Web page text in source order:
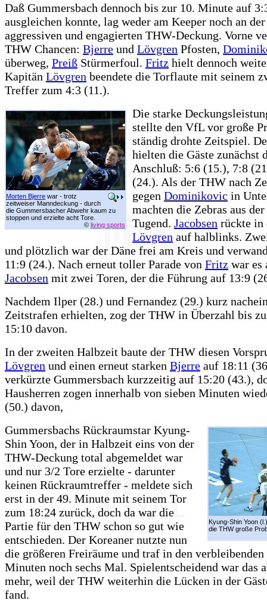
Daß Gummersbach dennoch bis zur 10. Minute auf
ausgleichen konnte, lag weder am Keeper noch an
aggressiven und engagierten THW-Deckung. Vorne
THW Chancen: Bjerre und Lövgren Pfosten,
überweg, Preiß Stürmerfoul. Fritz hielt dennoch
Kapitän Lövgren beendete die Torflaute mit seinem
Treffer zum 4:3 (11.).
Morten Bjerre war - trotz
zeitweiser Manndeckung - durch
die Gummersbacher Abwehr kaum zu
stoppen und erzielte acht Tore.
© living sports
Die starke
stellte den VfL vor große
ständig drohte Zeitspiel.
hielten die Gäste zunächst
Anschluß: 5:6 (15.), 7:8
(24.). Als der THW nach
gegen Dominikovic in
machten die Zebras aus
Tugend. Jacobsen rückte
Lövgren auf halblinks.
und plötzlich war der Däne frei am Kreis und
11:9 (24.). Nach erneut toller Parade von Fritz war es
Jacobsen mit zwei Toren, der die Führung auf 13:9
Nachdem Ilper (28.) und Fernandez (29.) kurz
Zeitstrafen erhielten, zog der THW in Überzahl bis
15:10 davon.
In der zweiten Halbzeit baute der THW diesen
Lövgren und einen erneut starken Bjerre auf 18:11
verkürzte Gummersbach kurzzeitig auf 15:20 (43.),
Hausherren zogen innerhalb von sieben Minuten
(50.) davon,
Kyung-Shin Yoon
die THW große
Gummersbachs Rückraumstar Kyung-
Shin Yoon, der in Halbzeit eins von der
THW-Deckung total abgemeldet war
und nur 3/2 Tore erzielte - darunter
keinen Rückraumtreffer - meldete sich
erst in der 49. Minute mit seinem Tor
zum 18:24 zurück, doch da war die
Partie für den THW schon so gut wie
entschieden. Der Koreaner nutzte nun
die größeren Freiräume und traf in den verbleibenden
Minuten noch sechs Mal. Spielentscheidend war das
mehr, weil der THW weiterhin die Lücken in der
fand.